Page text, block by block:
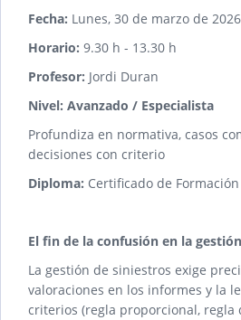
Fecha: Lunes, 30 de marzo de 2026
Horario: 9.30 h - 13.30 h
Profesor: Jordi Duran
Nivel: Avanzado / Especialista
Profundiza en normativa, casos
decisiones con criterio
Diploma: Certificado de
El fin de la confusión en la gestión
La gestión de siniestros exige
valoraciones en los informes y la
criterios (regla proporcional, regla